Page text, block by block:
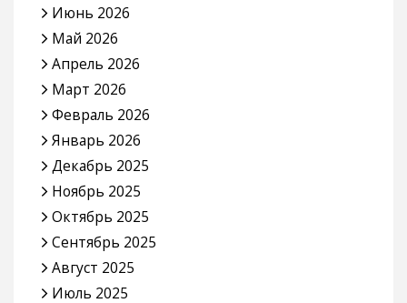
Июнь 2026
Май 2026
Апрель 2026
Март 2026
Февраль 2026
Январь 2026
Декабрь 2025
Ноябрь 2025
Октябрь 2025
Сентябрь 2025
Август 2025
Июль 2025